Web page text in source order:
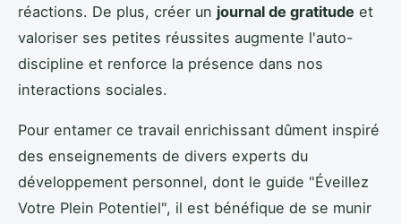
réactions. De plus, créer un journal de gratitude et
valoriser ses petites réussites augmente l'auto-
discipline et renforce la présence dans nos
interactions sociales.
Pour entamer ce travail enrichissant dûment inspiré
des enseignements de divers experts du
développement personnel, dont le guide "Éveillez
Votre Plein Potentiel", il est bénéfique de se munir